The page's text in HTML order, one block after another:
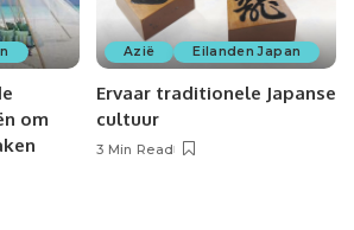
om
Azië Eilanden Japan
Ervaar traditionele Japanse
cultuur
3 Min Read